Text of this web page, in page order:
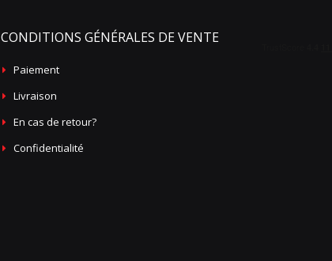
CONDITIONS GÉNÉRALES DE VENTE
Paiement
Livraison
En cas de retour?
Confidentialité